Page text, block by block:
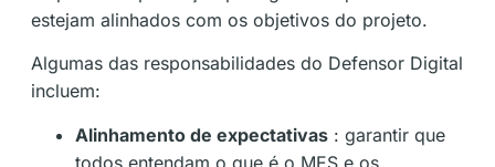
estejam alinhados com os objetivos do projeto.
Algumas das responsabilidades do Defensor Digital
incluem:
Alinhamento de expectativas : garantir que
todos entendam o que é o MES e os